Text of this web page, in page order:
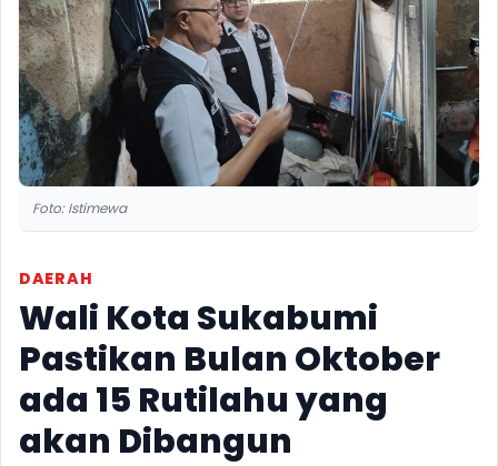
Foto: Istimewa
DAERAH
Wali Kota Sukabumi
Pastikan Bulan Oktober
ada 15 Rutilahu yang
akan Dibangun